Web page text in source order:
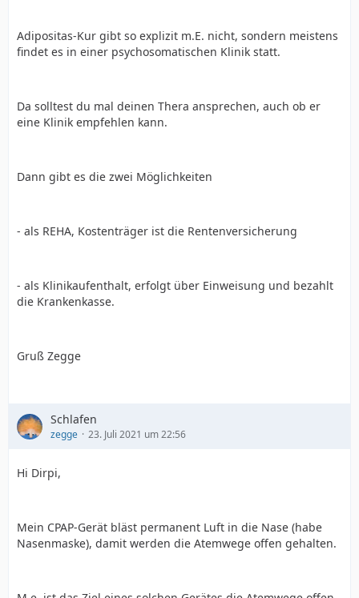
Adipositas-Kur gibt so explizit m.E. nicht, sondern meistens
findet es in einer psychosomatischen Klinik statt.
Da solltest du mal deinen Thera ansprechen, auch ob er
eine Klinik empfehlen kann.
Dann gibt es die zwei Möglichkeiten
- als REHA, Kostenträger ist die Rentenversicherung
- als Klinikaufenthalt, erfolgt über Einweisung und bezahlt
die Krankenkasse.
Gruß Zegge
Schlafen
zegge 23. Juli 2021 um 22:56
Hi Dirpi,
Mein CPAP-Gerät bläst permanent Luft in die Nase (habe
Nasenmaske), damit werden die Atemwege offen gehalten.